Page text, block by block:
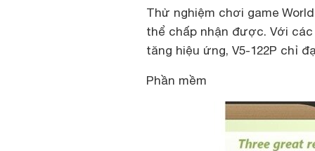
Thử nghiệm chơi game
thể chấp nhận được. Với
tăng hiệu ứng, V5-122P chỉ
Phần mềm